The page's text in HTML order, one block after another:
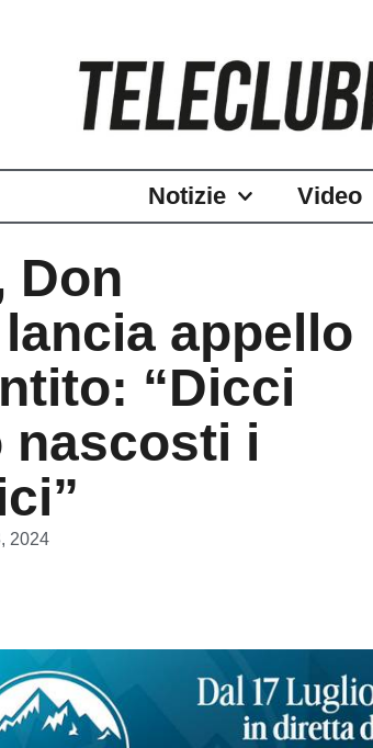
Notizie Video
Don
appello
“Dicci
nascosti i
2024